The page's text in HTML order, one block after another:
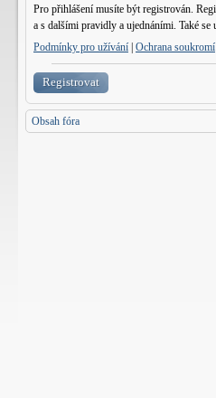
Pro přihlášení musíte být registrován.
a s dalšími pravidly a ujednáními. Také
Podmínky pro užívání Ochrana soukromí
Registrovat
Obsah fóra